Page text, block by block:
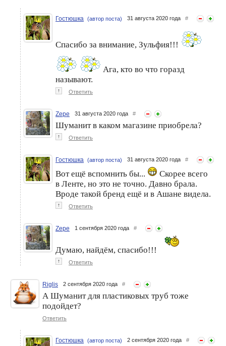
Гостюшка (автор поста) 31 августа 2020 года #
Спасибо за внимание, Зульфия!!!
Ага, кто во что горазд
называют.
↑ Ответить
Zepe 31 августа 2020 года #
Шуманит в каком магазине приобрела?
↑ Ответить
Гостюшка (автор поста) 31 августа 2020 года #
Вот ещё вспомнить бы...
Скорее всего
в Ленте, но это не точно. Давно брала.
Вроде такой бренд ещё и в Ашане видела.
↑ Ответить
Zepe 1 сентября 2020 года #
Думаю, найдём, спасибо!!!
↑ Ответить
Riglis 2 сентября 2020 года #
А Шуманит для пластиковых труб тоже
подойдет?
Ответить
Гостюшка (автор поста) 2 сентября 2020 года #